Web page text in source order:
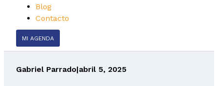
Blog
Contacto
MI AGENDA
Gabriel Parrado|abril 5, 2025